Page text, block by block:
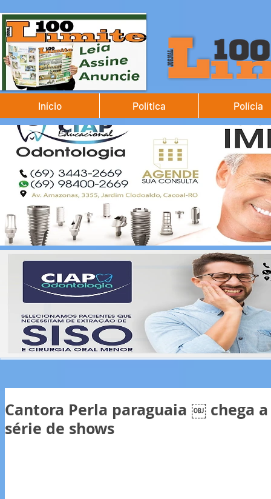
Início Política Polícia
Cantora Perla paraguaia ￼ chega
série de shows